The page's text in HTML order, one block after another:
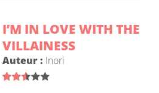
I’M IN LOVE WITH THE
VILLAINESS
Auteur : Inori